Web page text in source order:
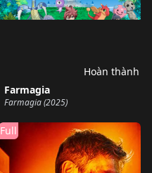
Farmagia
Farmagia (2025)
Hoàn thành
Full